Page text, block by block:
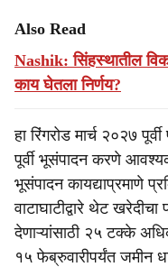
Also Read
Nashik: सिंहस्थातील
काय घेतला निर्णय?
हा रिंगरोड मार्च २०२७
पूर्वी भूसंपादन करणे
भूसंपादन कायद्याप्रमाणे
वाटाघाटीद्वारे थेट
देणाऱ्यांसाठी २५ टक्के
१५ फेब्रुवारीपर्यंत जमीन